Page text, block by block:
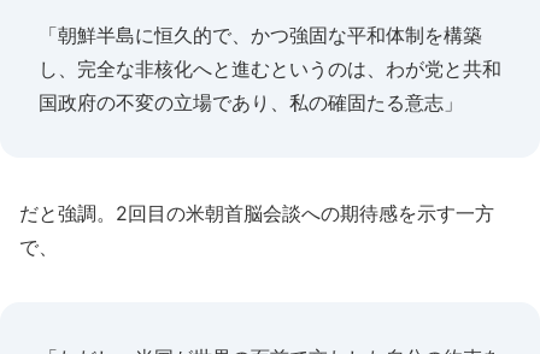
「朝鮮半島に恒久的で、かつ強固な平和体制を構築
し、完全な非核化へと進むというのは、わが党と共和
国政府の不変の立場であり、私の確固たる意志」
だと強調。2回目の米朝首脳会談への期待感を示す一方
で、